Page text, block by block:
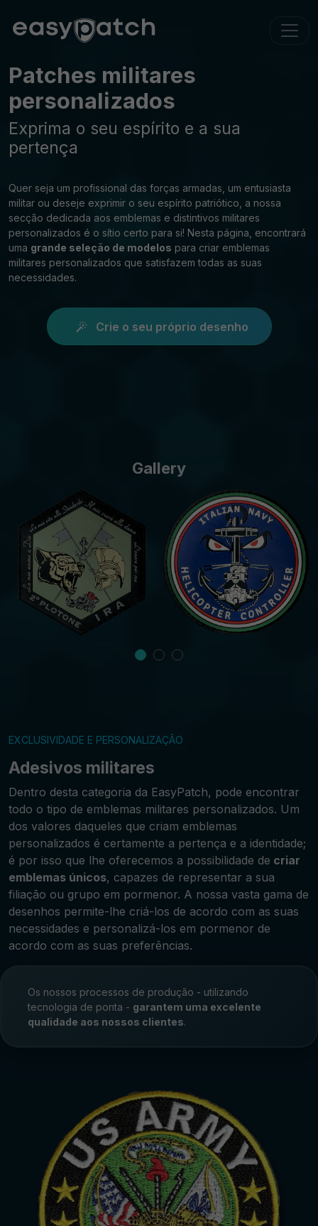
Patches militares
personalizados
Exprima o seu espírito e a sua
pertença
Quer seja um profissional das forças armadas, um entusiasta
militar ou deseje exprimir o seu espírito patriótico, a nossa
secção dedicada aos emblemas e distintivos militares
personalizados é o sítio certo para si! Nesta página, encontrará
uma grande seleção de modelos para criar emblemas
militares personalizados que satisfazem todas as suas
necessidades.
Crie o seu próprio desenho
Gallery
EXCLUSIVIDADE E PERSONALIZAÇÃO
Adesivos militares
Dentro desta categoria da EasyPatch, pode encontrar
todo o tipo de emblemas militares personalizados. Um
dos valores daqueles que criam emblemas
personalizados é certamente a pertença e a identidade;
é por isso que lhe oferecemos a possibilidade de criar
emblemas únicos, capazes de representar a sua
filiação ou grupo em pormenor. A nossa vasta gama de
desenhos permite-lhe criá-los de acordo com as suas
necessidades e personalizá-los em pormenor de
acordo com as suas preferências.
Os nossos processos de produção - utilizando
tecnologia de ponta - garantem uma excelente
qualidade aos nossos clientes.